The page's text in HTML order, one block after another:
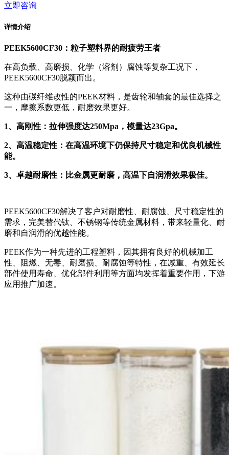
立即咨询
详情介绍
PEEK5600CF30：粒子塑料界的耐疲劳王者
在高负载、高磨损、化学（溶剂）腐蚀等复杂工况下，
PEEK5600CF30脱颖而出。
这种由碳纤维改性的PEEK材料，是齿轮和轴套的最佳选择之
一，摩擦系数更低，耐磨效果更好。
1、高刚性：拉伸强度达250Mpa，模量达23Gpa。
2、高温稳定性：在高温环境下仍保持尺寸稳定和优良机械性
能。
3、卓越耐磨性：比金属更耐磨，高温下自润滑效果极佳。
PEEK5600CF30解决了客户对耐磨性、耐腐蚀、尺寸稳定性的
需求，完美替代钛、不锈钢等传统金属材料，带来轻量化、耐
磨和自润滑的优越性能。
PEEK作为一种先进的工程塑料，因其拥有良好的机械加工
性、阻燃、无毒、耐磨损、耐腐蚀等特性，在减重、有效延长
部件使用寿命、优化部件利用等方面均发挥着重要作用，下游
应用推广加速。